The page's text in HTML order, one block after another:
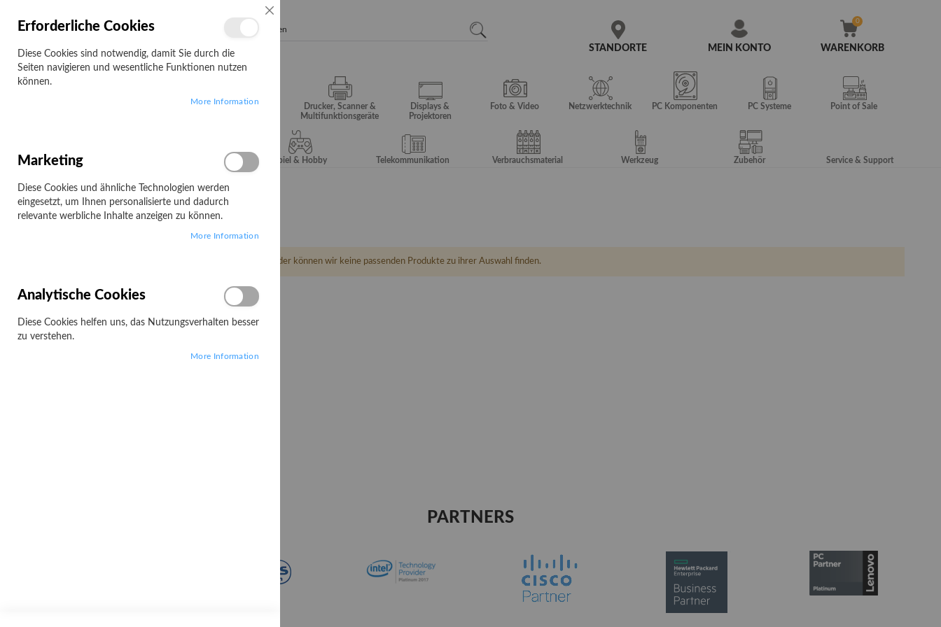
MEIN KONTO
STANDORTE WARENKORB
Campus
Drucker, Scanner &
Multifunktionsgeräte
Displays &
Projektoren
Foto & Video Netzwerktechnik PC Komponenten PC Systeme Point of Sale
Server & Storage Spiel & Hobby Telekommunikation Verbrauchsmaterial Werkzeug Zubehör Service & Support
Startseite Rising Star
Rising Star
Leider können wir keine passenden Produkte zu ihrer Auswahl finden.
PARTNERS
Erforderliche Cookies
Diese Cookies sind notwendig, damit Sie durch die
Seiten navigieren und wesentliche Funktionen nutzen
können.
More Information
Marketing
Diese Cookies und ähnliche Technologien werden
eingesetzt, um Ihnen personalisierte und dadurch
relevante werbliche Inhalte anzeigen zu können.
More Information
Analytische Cookies
Diese Cookies helfen uns, das Nutzungsverhalten besser
zu verstehen.
More Information